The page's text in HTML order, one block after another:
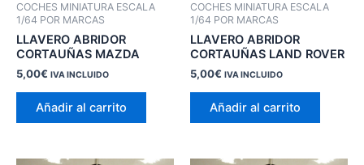
COCHES MINIATURA ESCALA
1/64 POR MARCAS
LLAVERO ABRIDOR
CORTAUÑAS MAZDA
5,00€ IVA INCLUIDO
Añadir al carrito
COCHES MINIATURA ESCALA
1/64 POR MARCAS
LLAVERO ABRIDOR
CORTAUÑAS LAND ROVER
5,00€ IVA INCLUIDO
Añadir al carrito